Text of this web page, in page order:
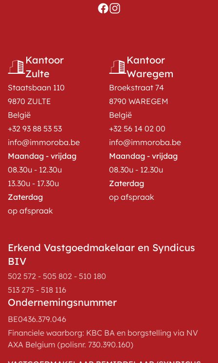
Kantoor
Zulte
Staatsbaan 110
9870 ZULTE
België
+32 93 88 53 53
info@immoroba.be
Maandag - vrijdag
08.30u - 12.30u
13.30u - 17.30u
Zaterdag
op afspraak
Kantoor
Waregem
Broekstraat 74
8790 WAREGEM
België
+32 56 14 02 00
info@immoroba.be
Maandag - vrijdag
08.30u - 12.30u
Zaterdag
op afspraak
Erkend Vastgoedmakelaar en Syndicus
BIV
502 572 - 505 802 - 510 180
513 275 - 518 116
Ondernemingsnummer
BE0436.379.046
Financiele waarborg: KBC BA en borgstelling via NV
AXA Belgium (polisnr. 730.390.160)